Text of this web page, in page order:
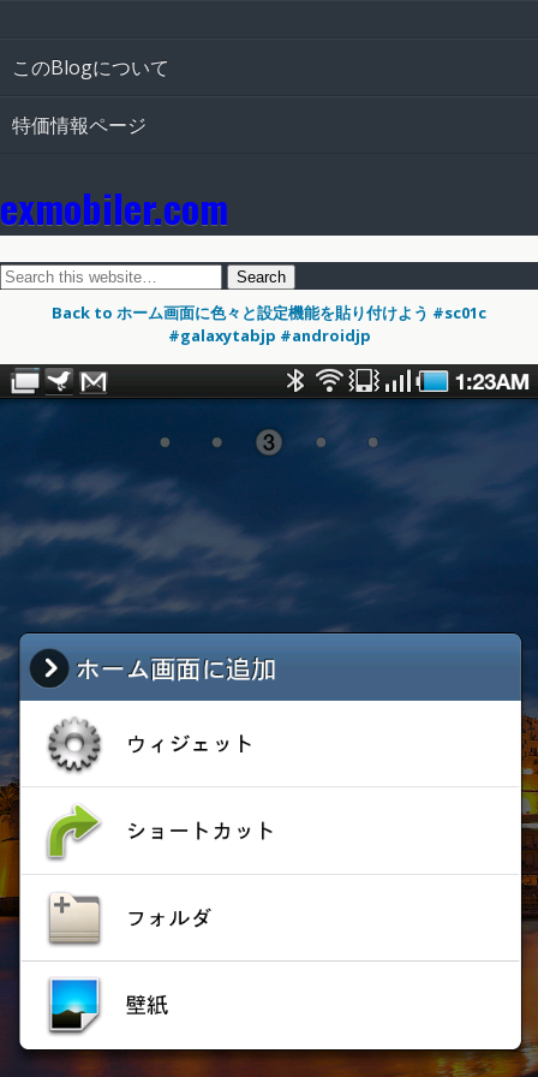
このBlogについて
特価情報ページ
exmobiler.com
Back to ホーム画面に色々と設定機能を貼り付けよう #sc01c
#galaxytabjp #androidjp